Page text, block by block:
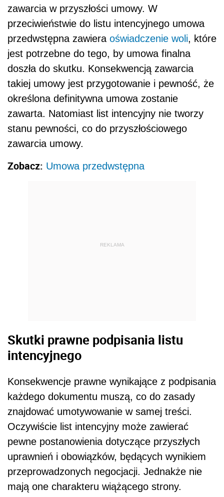
zawarcia w przyszłości umowy. W
przeciwieństwie do listu intencyjnego umowa
przedwstępna zawiera oświadczenie woli, które
jest potrzebne do tego, by umowa finalna
doszła do skutku. Konsekwencją zawarcia
takiej umowy jest przygotowanie i pewność, że
określona definitywna umowa zostanie
zawarta. Natomiast list intencyjny nie tworzy
stanu pewności, co do przyszłościowego
zawarcia umowy.
Zobacz: Umowa przedwstępna
REKLAMA
Skutki prawne podpisania listu
intencyjnego
Konsekwencje prawne wynikające z podpisania
każdego dokumentu muszą, co do zasady
znajdować umotywowanie w samej treści.
Oczywiście list intencyjny może zawierać
pewne postanowienia dotyczące przyszłych
uprawnień i obowiązków, będących wynikiem
przeprowadzonych negocjacji. Jednakże nie
mają one charakteru wiążącego strony.